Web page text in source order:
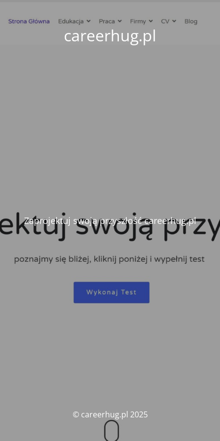
careerhug.pl
Zaprojektuj swoją przyszłość careerhug.pl
© careerhug.pl 2025